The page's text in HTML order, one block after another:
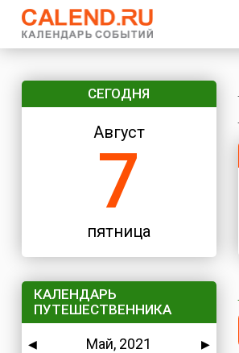
СЕГОДНЯ
Август
7
пятница
КАЛЕНДАРЬ
ПУТЕШЕСТВЕННИКА
◀ Май, 2021
▶